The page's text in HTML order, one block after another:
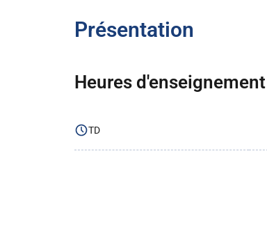
Présentation
Heures d'enseignement
TD